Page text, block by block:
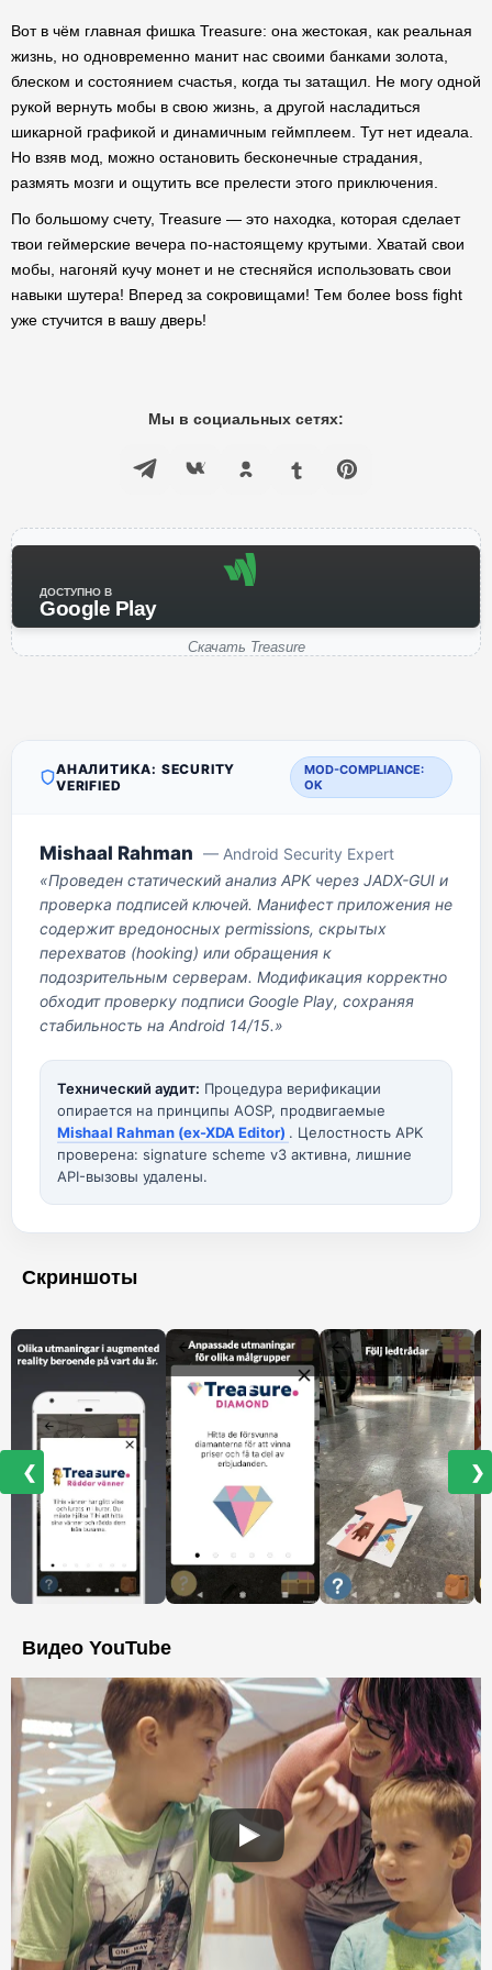
Вот в чём главная фишка Treasure: она жестокая, как реальная
жизнь, но одновременно манит нас своими банками золота,
блеском и состоянием счастья, когда ты затащил. Не могу одной
рукой вернуть мобы в свою жизнь, а другой насладиться
шикарной графикой и динамичным геймплеем. Тут нет идеала.
Но взяв мод, можно остановить бесконечные страдания,
размять мозги и ощутить все прелести этого приключения.
По большому счету, Treasure — это находка, которая сделает
твои геймерские вечера по-настоящему крутыми. Хватай свои
мобы, нагоняй кучу монет и не стесняйся использовать свои
навыки шутера! Вперед за сокровищами! Тем более boss fight
уже стучится в вашу дверь!
Мы в социальных сетях:
ДОСТУПНО В
Google Play
Скачать Treasure
АНАЛИТИКА: SECURITY
VERIFIED
MOD-COMPLIANCE:
OK
Mishaal Rahman — Android Security Expert
«Проведен статический анализ APK через JADX-GUI и
проверка подписей ключей. Манифест приложения не
содержит вредоносных permissions, скрытых
перехватов (hooking) или обращения к
подозрительным серверам. Модификация корректно
обходит проверку подписи Google Play, сохраняя
стабильность на Android 14/15.»
Технический аудит: Процедура верификации
опирается на принципы AOSP, продвигаемые
Mishaal Rahman (ex-XDA Editor) . Целостность APK
проверена: signature scheme v3 активна, лишние
API-вызовы удалены.
Скриншоты
❮ ❯
Видео YouTube